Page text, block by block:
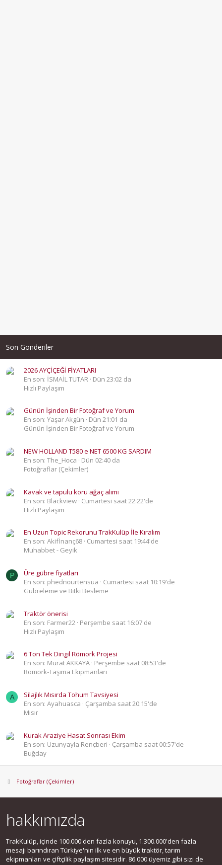
Son Gönderiler
2026 AYÇİÇEĞİ FİYATLARI
En son: İSMAİL TUTAR Dün 23:02 da
Hızlı Paylaşım
Günün İşinden Bir Fotoğraf ve Yorum
En son: Yaşar Akgün
Dün 21:01 da
Günün İşinden Bir Fotoğraf ve Yorum
NEW HOLLAND T580 e NET 6500 KG SARDIM
En son: The_Hoca
Dün 02:40 da
Fotoğraflar (Çekimler)
Kavak ve tapulu koru ağaç alımı
En son: Blackview Cumartesi saat 22:22'de
Hızlı Paylaşım
En Uzun Topic Rekorunu TrakKulüp İle Kıralım
En son: Akifİnanç68 Cumartesi saat 19:44'de
Muhabbet - Geyik
P
Üre gübre fiyatları
En son: phednourtensua
Cumartesi saat 10:19'de
Gübreleme ve Bitki Besleme
Traktör önerisi
En son: Farmer22 Perşembe saat 16:07'de
Hızlı Paylaşım
6 Ton Tek Dingil Römork Projesi
En son: Murat AKKAYA Perşembe saat 08:53'de
Römork-Taşıma Ekipmanları
A
Silajlık Mısırda Tohum Tavsiyesi
En son: Ayahuasca
Çarşamba saat 20:15'de
Mısır
Kurak Araziye Hasat Sonrası Ekim
En son: Uzunyayla Rençberi
Çarşamba saat 00:57'de
Buğday
Fotoğraflar (Çekimler)
hakkımızda
TrakKulüp, içinde 100.000'den fazla konuyu, 1.300.000'den fazla
mesajı barındıran Türkiye'nin ilk ve en büyük traktör, tarım
ekipmanları ve çiftçilik paylaşım sitesidir. 86.000 üyemiz gibi sizi de